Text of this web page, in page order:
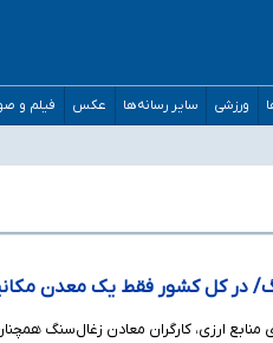
ورزشی سایر رسانه‌ها عکس فیلم و
نظامی دافوس آجا
در دبی متناسب با شرایط جدید
در کل کشور فقط یک معدن
منابع ارزی، کارگران معادن زغال‌سنگ